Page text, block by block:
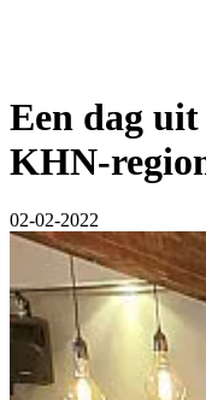
Een dag
KHN-
02-02-2022